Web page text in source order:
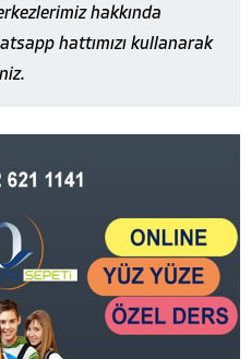
hakkında
hattımızı kullanarak